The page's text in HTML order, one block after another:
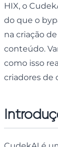
HIX, o
do que o
na criação
conteúdo.
como isso
criadores de